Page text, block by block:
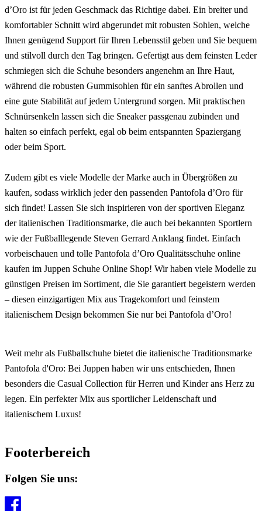
d’Oro ist für jeden Geschmack das Richtige dabei. Ein breiter und
komfortabler Schnitt wird abgerundet mit robusten Sohlen, welche
Ihnen genügend Support für Ihren Lebensstil geben und Sie bequem
und stilvoll durch den Tag bringen. Gefertigt aus dem feinsten Leder
schmiegen sich die Schuhe besonders angenehm an Ihre Haut,
während die robusten Gummisohlen für ein sanftes Abrollen und
eine gute Stabilität auf jedem Untergrund sorgen. Mit praktischen
Schnürsenkeln lassen sich die Sneaker passgenau zubinden und
halten so einfach perfekt, egal ob beim entspannten Spaziergang
oder beim Sport.
Zudem gibt es viele Modelle der Marke auch in Übergrößen zu
kaufen, sodass wirklich jeder den passenden Pantofola d’Oro für
sich findet! Lassen Sie sich inspirieren von der sportiven Eleganz
der italienischen Traditionsmarke, die auch bei bekannten Sportlern
wie der Fußballlegende Steven Gerrard Anklang findet. Einfach
vorbeischauen und tolle Pantofola d’Oro Qualitätsschuhe online
kaufen im Juppen Schuhe Online Shop! Wir haben viele Modelle zu
günstigen Preisen im Sortiment, die Sie garantiert begeistern werden
– diesen einzigartigen Mix aus Tragekomfort und feinstem
italienischem Design bekommen Sie nur bei Pantofola d’Oro!
Weit mehr als Fußballschuhe bietet die italienische Traditionsmarke
Pantofola d'Oro: Bei Juppen haben wir uns entschieden, Ihnen
besonders die Casual Collection für Herren und Kinder ans Herz zu
legen. Ein perfekter Mix aus sportlicher Leidenschaft und
italienischem Luxus!
Footerbereich
Folgen Sie uns: